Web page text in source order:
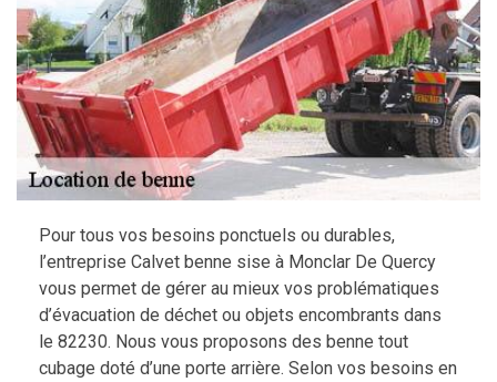
Pour tous vos besoins ponctuels ou durables,
l’entreprise Calvet benne sise à Monclar De Quercy
vous permet de gérer au mieux vos problématiques
d’évacuation de déchet ou objets encombrants dans
le 82230. Nous vous proposons des benne tout
cubage doté d’une porte arrière. Selon vos besoins en